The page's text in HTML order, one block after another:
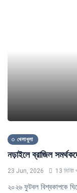
খেলাধুলা
নড়াইলে ব্রাজিল
23 Jun, 2026 13 মিনিট
২০২৬ ফুটবল বিশ্বকাপকে